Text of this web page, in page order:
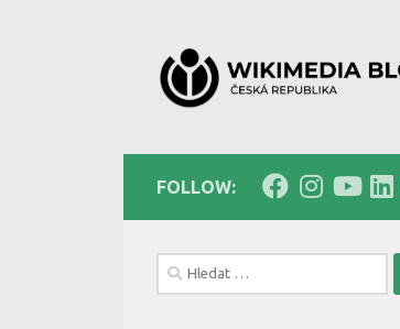
FOLLOW:
Vyhledávání